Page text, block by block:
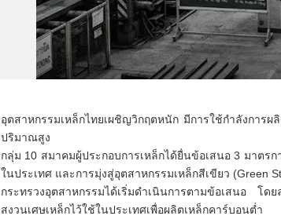
อุตสาหกรรมเหล็กไทยเผชิญวิกฤตหนัก มีการใช้กำลังการผ
ปริมาณสูง
กลุ่ม 10 สมาคมผู้ประกอบการเหล็กได้ยื่นข้อเสนอ 3 มาตร
ในประเทศ และการมุ่งสู่อุตสาหกรรมเหล็กสีเขียว (Green
กระทรวงอุตสาหกรรมได้เริ่มดำเนินการตามข้อเสนอ โ
สงวนเศษเหล็กไว้ใช้ในประเทศเพื่อผลิตเหล็กคาร์บอนต่ำ